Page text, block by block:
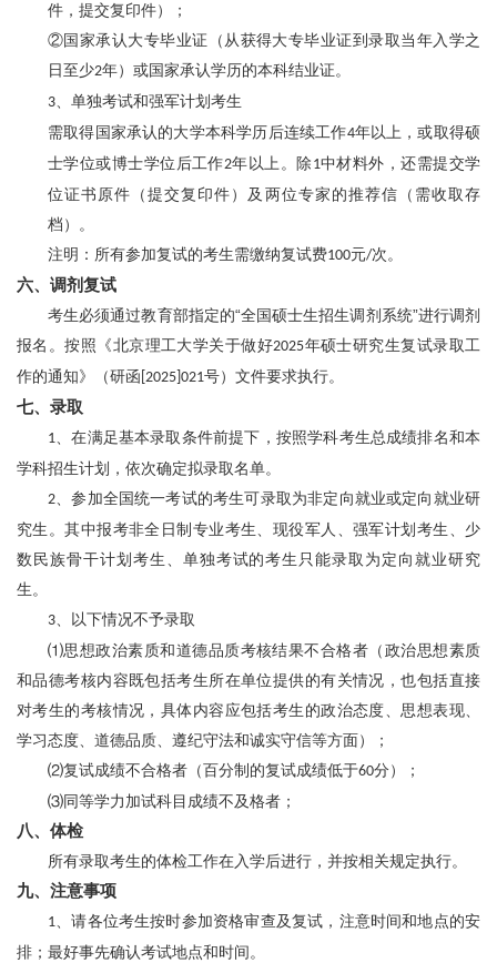
件，提交复印件）；
②国家承认大专毕业证（从获得大专毕业证到录取当年入学之
日至少2年）或国家承认学历的本科结业证。
3 、单独考试和强军计划考生
需取得国家承认的大学本科学历后连续工作4年以上，或取得硕
士学位或博士学位后工作2年以上。除 1中材料外，还需提交学
位证书原件（提交复印件）及两位专家的推荐信（需收取存
档）。
注明：所有参加复试的考生需缴纳复试费100元/次。
六、调剂复试
考生必须通过教育部指定的“全国硕士生招生调剂系统”进行调剂
报名。按照《北京理工大学关于做好2025年硕士研究生复试录取工
作的通知》（研函 [2025]021号）文件要求执行。
七、录取
1 、在满足基本录取条件前提下，按照学科考生总成绩排名和本
学科招生计划，依次确定拟录取名单。
2 、参加全国统一考试的考生可录取为非定向就业或定向就业研
究生。其中报考非全日制专业考生、现役军人、强军计划考生、少
数民族骨干计划考生、单独考试的考生只能录取为定向就业研究
生。
3 、以下情况不予录取
⑴思想政治素质和道德品质考核结果不合格者（政治思想素质
和品德考核内容既包括考生所在单位提供的有关情况，也包括直接
对考生的考核情况，具体内容应包括考生的政治态度、思想表现、
学习态度、道德品质、遵纪守法和诚实守信等方面）；
⑵复试成绩不合格者（百分制的复试成绩低于60分）；
⑶同等学力加试科目成绩不及格者；
八、体检
所有录取考生的体检工作在入学后进行，并按相关规定执行。
九、注意事项
1 、请各位考生按时参加资格审查及复试，注意时间和地点的安
排；最好事先确认考试地点和时间。